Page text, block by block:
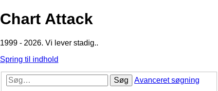
Chart Attack
1999 - 2026. Vi lever stadig..
Spring til indhold
Søg Avanceret søgning